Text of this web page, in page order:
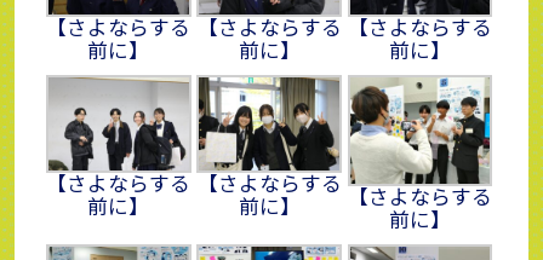
【さよならする
前に】
【さよならする
前に】
【さよならする
前に】
【さよならする
前に】
【さよならする
前に】
【さよならする
前に】